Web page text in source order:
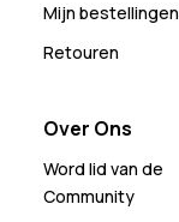
Mijn bestellingen
Retouren
Over Ons
Word lid van de
Community